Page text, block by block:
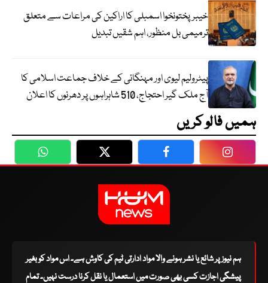
خیبرپختونخوا اسمبلی کا اراکین کی مراعات سے متعلق
ترمیمی بل منظور، اہم شقیں تبدیل
پیٹرولیم لیوی اور مہنگائی کے خلاف جماعت اسلامی کا
آج ملک گیر احتجاج، 510 شاہراہوں پر دھرنوں کا اعلان
ہمیں فالو کریں
WhatsApp Twitter Facebook
ہم نیوز پر شائع یا نشر ہونے والا مواد ادارتی ٹیم کی کاوش ہے۔ اس مواد کو بغیر
پیشگی اجازت کسی بھی صورت میں استعمال یا نقل کرنا درست نہیں۔ تمام